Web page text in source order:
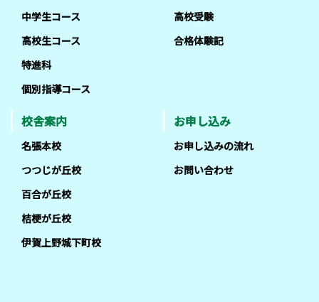
中学生コース
高校生コース
特進科
個別指導コース
高校受験
合格体験記
校舎案内
名張本校
つつじが丘校
百合が丘校
桔梗が丘校
伊賀上野城下町校
お申し込み
お申し込みの流れ
お問い合わせ